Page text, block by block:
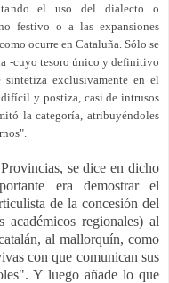
el uso del dialecto o
festivo o a las expansiones
ocurre en Cataluña. Sólo se
-cuyo tesoro único y definitivo
exclusivamente en el
y postiza, casi de intrusos
la categoría, atribuyéndoles
se dice en dicho
era demostrar el
de la concesión del
regionales) al
al mallorquín, como
con que comunican sus
Y luego añade lo que